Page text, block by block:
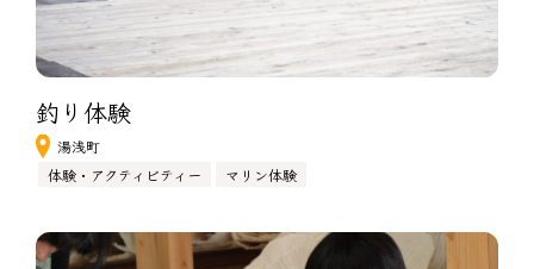
釣り体験
湯浅町
体験・アクティビティー
マリン体験